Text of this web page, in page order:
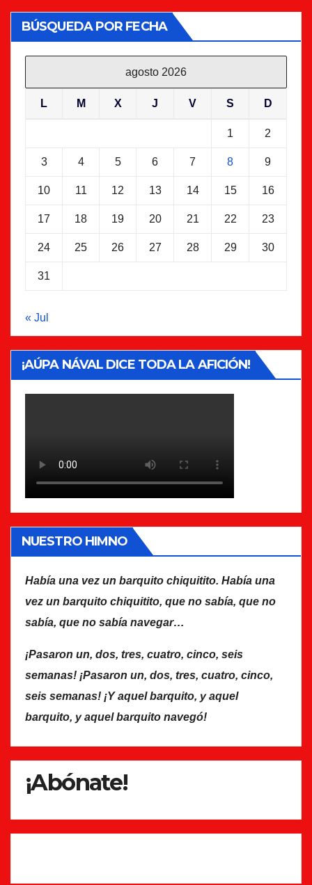
BÚSQUEDA POR FECHA
agosto 2026
L M X J V S D
1 2
3 4 5 6 7 8 9
10 11 12 13 14 15 16
17 18 19 20 21 22 23
24 25 26 27 28 29 30
31
« Jul
¡AÚPA NÁVAL DICE TODA LA AFICIÓN!
NUESTRO HIMNO
Había una vez un barquito chiquitito. Había una
vez un barquito chiquitito, que no sabía, que no
sabía, que no sabía navegar…
¡Pasaron un, dos, tres, cuatro, cinco, seis
semanas! ¡Pasaron un, dos, tres, cuatro, cinco,
seis semanas! ¡Y aquel barquito, y aquel
barquito, y aquel barquito navegó!
¡Abónate!